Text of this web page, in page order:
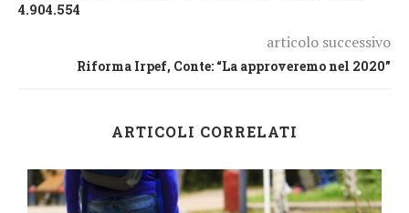
4.904.554
articolo successivo
Riforma Irpef, Conte: “La approveremo nel 2020”
ARTICOLI CORRELATI